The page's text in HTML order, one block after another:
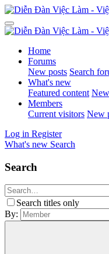
Home
Forums
New posts Search
What's new
Featured content
Members
Current visitors New
Log in Register
What's new Search
Search
Search titles only
By: